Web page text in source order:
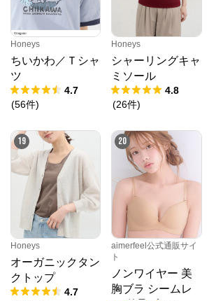
Honeys
ちいかわ／Ｔシャ
ツ
4.7
(56件)
Honeys
シャーリングキャ
ミソール
4.8
(26件)
19
Honeys
オーガニックタン
クトップ
4.7
20
aimerfeel公式通販サイ
ト
ノンワイヤー 美
胸ブラ シームレ